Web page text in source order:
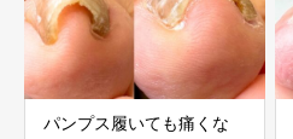
パンプス履いても痛くな